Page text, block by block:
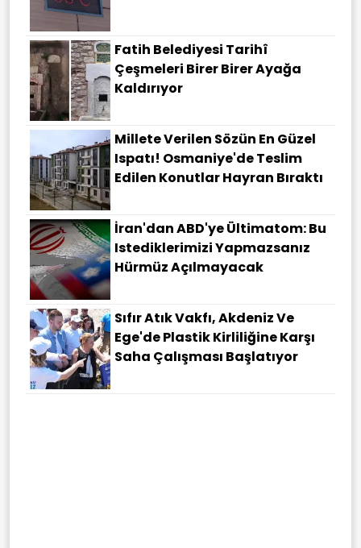
Fatih Belediyesi Tarihî
Çeşmeleri Birer Birer Ayağa
Kaldırıyor
Millete Verilen Sözün En Güzel
Ispatı! Osmaniye'de Teslim
Edilen Konutlar Hayran Bıraktı
İran'dan ABD'ye Ültimatom: Bu
Istediklerimizi Yapmazsanız
Hürmüz Açılmayacak
Sıfır Atık Vakfı, Akdeniz Ve
Ege'de Plastik Kirliliğine Karşı
Saha Çalışması Başlatıyor